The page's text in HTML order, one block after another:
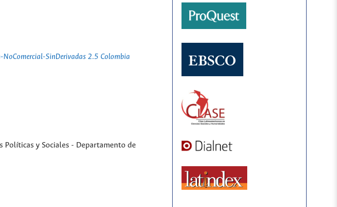
NoComercial-SinDerivadas 2.5 Colombia
Políticas y Sociales - Departamento de